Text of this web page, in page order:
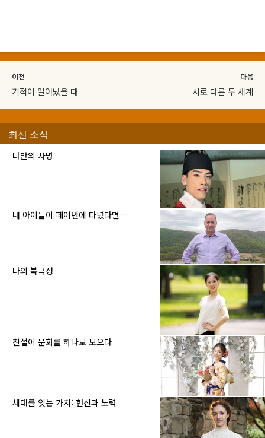
이전
기적이 일어났을 때
다음
서로 다른 두 세계
최신 소식
나만의 사명
내 아이들이 페이톈에 다녔다면…
나의 북극성
친절이 문화를 하나로 모으다
세대를 잇는 가치: 헌신과 노력